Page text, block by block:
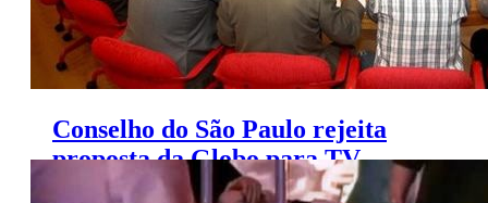
Conselho do São Paulo rejeita
proposta da Globo para TV
aberta